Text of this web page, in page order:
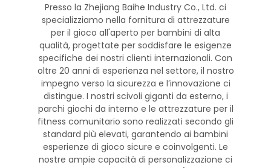
Presso la Zhejiang Baihe Industry Co., Ltd. ci
specializziamo nella fornitura di attrezzature
per il gioco all'aperto per bambini di alta
qualità, progettate per soddisfare le esigenze
specifiche dei nostri clienti internazionali. Con
oltre 20 anni di esperienza nel settore, il nostro
impegno verso la sicurezza e l’innovazione ci
distingue. I nostri scivoli giganti da esterno, i
parchi giochi da interno e le attrezzature per il
fitness comunitario sono realizzati secondo gli
standard più elevati, garantendo ai bambini
esperienze di gioco sicure e coinvolgenti. Le
nostre ampie capacità di personalizzazione ci